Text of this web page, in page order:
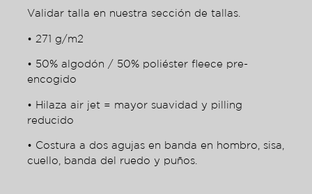
Validar talla en nuestra sección de tallas.
• 271 g/m2
• 50% algodón / 50% poliéster fleece pre-
encogido
• Hilaza air jet = mayor suavidad y pilling
reducido
• Costura a dos agujas en banda en hombro, sisa,
cuello, banda del ruedo y puños.